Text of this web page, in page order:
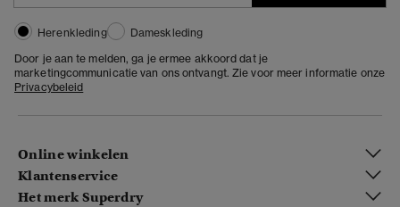
Herenkleding
Dameskleding
Door je aan te melden, ga je ermee akkoord dat je
marketingcommunicatie van ons ontvangt. Zie voor meer informatie onze
Privacybeleid
Online winkelen
Klantenservice
Het merk Superdry